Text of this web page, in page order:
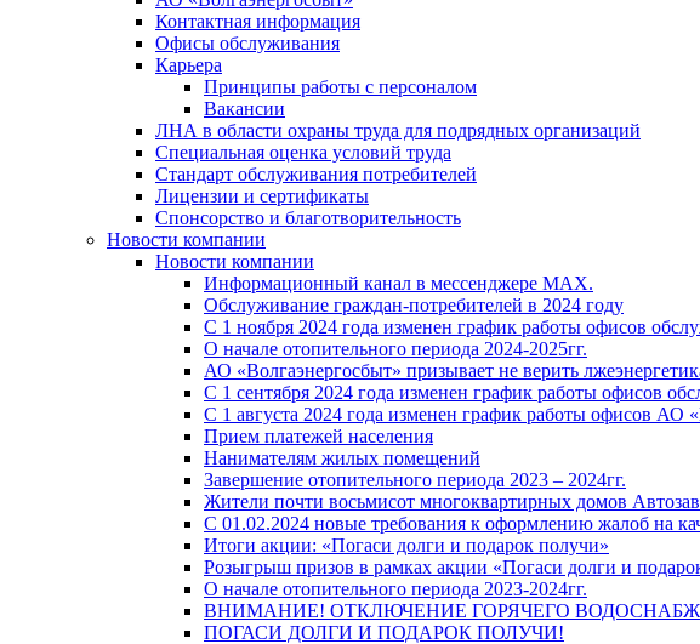
Контактная информация
Офисы обслуживания
Карьера
Принципы работы с персоналом
Вакансии
ЛНА в области охраны труда для подрядных организаций
Специальная оценка условий труда
Стандарт обслуживания потребителей
Лицензии и сертификаты
Спонсорство и благотворительность
Новости компании
Новости компании
Информационный канал в мессенджере MAX.
Обслуживание граждан-потребителей в 2024 году
С 1 ноября 2024 года изменен график работы офисов
О начале отопительного периода 2024-2025гг.
АО «Волгаэнергосбыт» призывает не верить
С 1 сентября 2024 года изменен график работы офисов
С 1 августа 2024 года изменен график работы офисов АО
Прием платежей населения
Нанимателям жилых помещений
Завершение отопительного периода 2023 – 2024гг.
Жители почти восьмисот многоквартирных домов
С 01.02.2024 новые требования к оформлению жалоб на
Итоги акции: «Погаси долги и подарок получи»
Розыгрыш призов в рамках акции «Погаси долги и
О начале отопительного периода 2023-2024гг.
ВНИМАНИЕ! ОТКЛЮЧЕНИЕ ГОРЯЧЕГО
ПОГАСИ ДОЛГИ И ПОДАРОК ПОЛУЧИ!